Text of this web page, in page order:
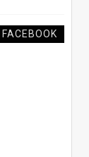
FACEBOOK